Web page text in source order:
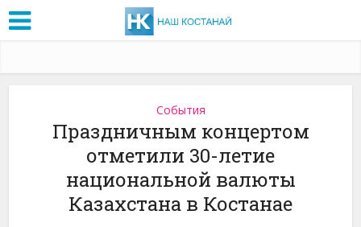
События
Праздничным концертом
отметили 30-летие
национальной валюты
Казахстана в Костанае